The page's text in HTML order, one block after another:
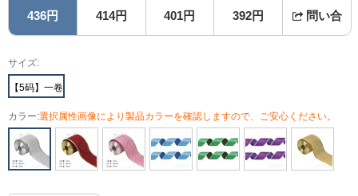
436円 414円 401円 392円 問い合
サイズ:
【5码】一卷
カラー:選択属性画像により製品カラーを確認しますので、ご安心ください。